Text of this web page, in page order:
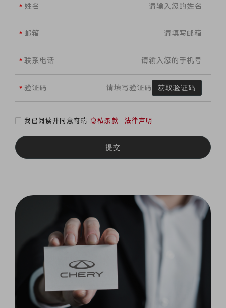
姓名
邮箱
联系电话
验证码 获取验证码
我已阅读并同意奇瑞 隐私条款 法律声明
提交